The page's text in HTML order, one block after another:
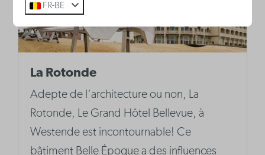
La Rotonde
Adepte de l‘architecture ou non, La
Rotonde, Le Grand Hôtel Bellevue, à
Westende est incontournable! Ce
bâtiment Belle Époque a des influences
FR-BE